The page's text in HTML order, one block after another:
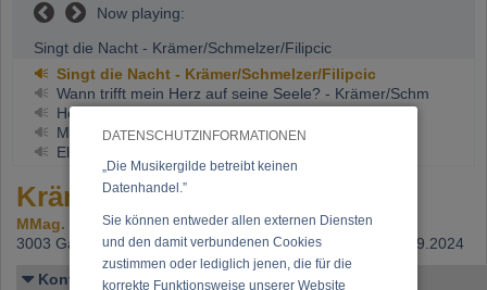
DATENSCHUTZINFORMATIONEN
„Die Musikergilde betreibt keinen
Datenhandel.”
Sie können entweder allen externen Diensten
und den damit verbundenen Cookies
zustimmen oder lediglich jenen, die für die
korrekte Funktionsweise unserer Website
Now playing:
Singt die Nacht - Krämer/Schmelzer/Filipcic
Singt die Nacht - Krämer/Schmelzer/Filipcic
Wann trifft mein Herz auf seine Seele? - Krämer/Schm
Herzensblut - Krämer/Schmelzer/Freeman
Mein böser Stern - Krämer/Schmelzer/Freeman
Elegie für Oboe - Oboe: Gernot Jöbstl
Krämer, Árpád
MMag. Árpád Krämer
3003 Gablitz,
Beitritt: 01.08.2007, letzte Änderung: 24.09.2024
Kontakt